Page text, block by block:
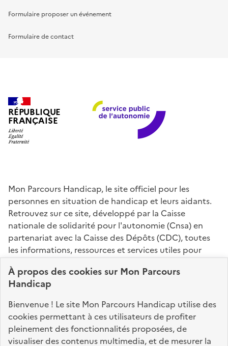
À propos descookiessur Mon Parcours
Handicap
Bienvenue ! Le site Mon Parcours Handicap utilise des
cookies permettant à ces utilisateurs de profiter
pleinement des fonctionnalités proposées, de
visualiser des contenus multimedia, et de mesurer la
Formulaire proposer un événement
Formulaire de contact
RÉPUBLIQUE
FRANÇAISE
Mon Parcours Handicap, le site officiel pour les
personnes en situation de handicap et leurs aidants.
Retrouvez sur ce site, développé par la Caisse
nationale de solidarité pour l'autonomie (Cnsa) en
partenariat avec la Caisse des Dépôts (CDC), toutes
les informations, ressources et services utiles pour
connaître vos droits, effectuer vos démarches,
identifier vos interlocuteurs.
Nos sites partenaires
info.gouv.fr service-public.fr legifrance.gouv.fr
data.gouv.fr